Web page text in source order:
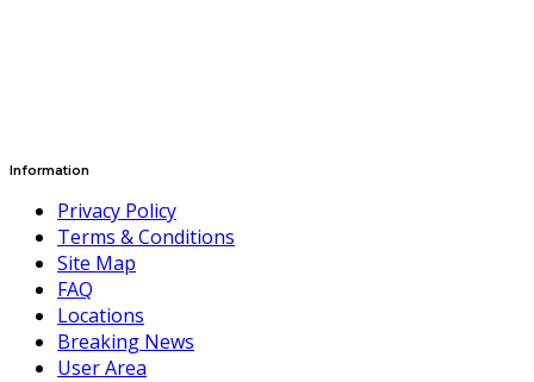
Information
Privacy Policy
Terms & Conditions
Site Map
FAQ
Locations
Breaking News
User Area